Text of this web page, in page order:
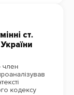
ст.
член
кодексу